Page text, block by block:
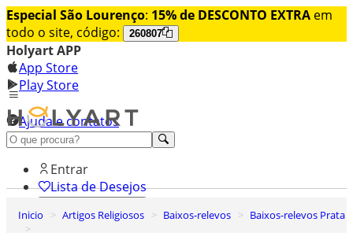
Especial São Lourenço: 15% de DESCONTO EXTRA em
todo o site, código:
260807
Holyart APP
App Store
Play Store
Ajuda e contatos
Conheça premium
Entrar
Lista de Desejos
0
Inicio Artigos Religiosos Baixos-relevos
Baixos-relevos Prata